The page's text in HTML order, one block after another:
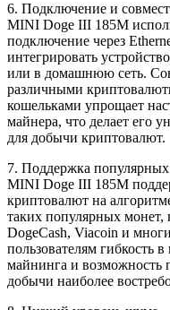
6. Подключение и
MINI Doge III 185M
подключение через
интегрировать
или в домашнюю сеть.
различными
кошельками упрощает
майнера, что делает его
для добычи криптовалют.
7. Поддержка
MINI Doge III 185M
криптовалют на
таких популярных монет,
DogeCash, Viacoin и
пользователям гибкость
майнинга и возможность
добычи наиболее